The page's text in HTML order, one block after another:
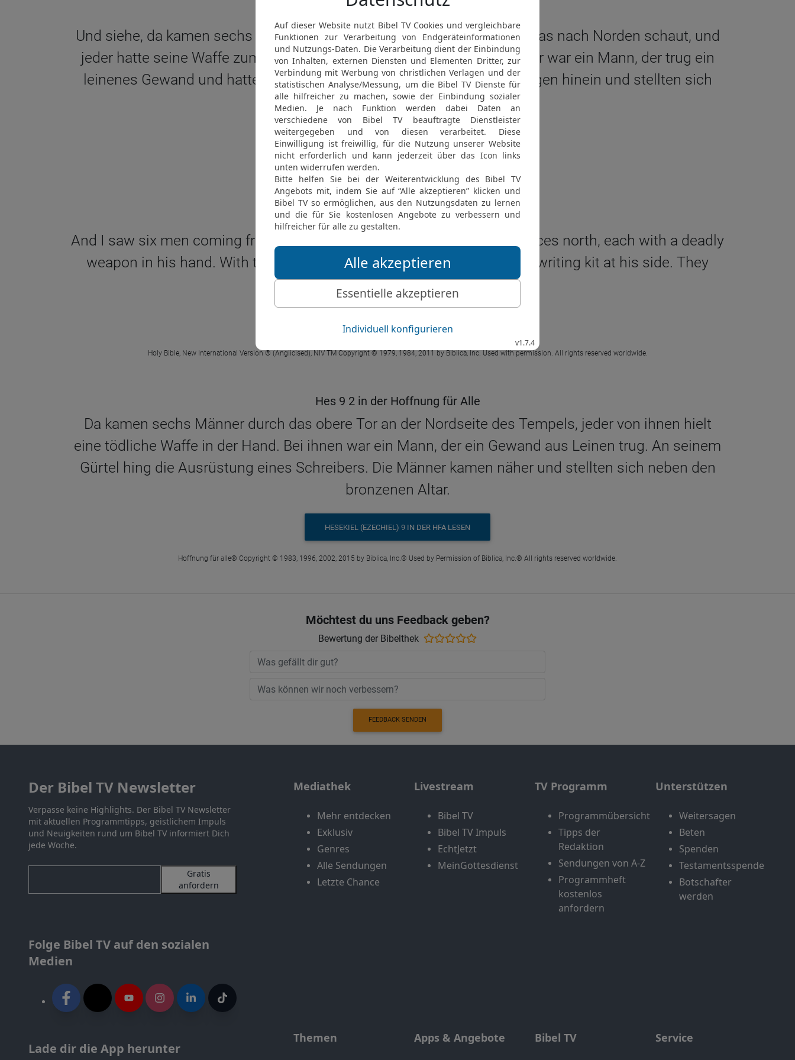
Und siehe, da kamen sechs Männer auf dem Weg vom oberen Tor her, das nach Norden schaut, und
jeder hatte seine Waffe zum Zerschlagen in der Hand; in ihrer Mitte aber war ein Mann, der trug ein
leinenes Gewand und hatte ein Schreibzeug an seiner Hüfte; diese gingen hinein und stellten sich
neben den ehernen Altar.
HESEKIEL (EZECHIEL) 9 IN DER SLT LESEN
© 2000 Genfer Bibelgesellschaft
Hes 9 2 in der New International Version
And I saw six men coming from the direction of the upper gate, which faces north, each with a deadly
weapon in his hand. With them was a man clothed in linen who had a writing kit at his side. They
came in and stood beside the bronze altar.
Holy Bible, New International Version ® (Anglicised), NIV TM Copyright © 1979, 1984, 2011 by Biblica, Inc. Used with permission. All rights reserved worldwide.
Hes 9 2 in der Hoffnung für Alle
Da kamen sechs Männer durch das obere Tor an der Nordseite des Tempels, jeder von ihnen hielt
eine tödliche Waffe in der Hand. Bei ihnen war ein Mann, der ein Gewand aus Leinen trug. An seinem
Gürtel hing die Ausrüstung eines Schreibers. Die Männer kamen näher und stellten sich neben den
bronzenen Altar.
HESEKIEL (EZECHIEL) 9 IN DER HFA LESEN
Hoffnung für alle® Copyright © 1983, 1996, 2002, 2015 by Biblica, Inc.® Used by Permission of Biblica, Inc.® All rights reserved worldwide.
Möchtest du uns Feedback geben?
Bewertung der Bibelthek
FEEDBACK SENDEN
Der Bibel TV Newsletter
Verpasse keine Highlights. Der Bibel TV Newsletter
mit aktuellen Programmtipps, geistlichem Impuls
und Neuigkeiten rund um Bibel TV informiert Dich
jede Woche.
Gratis
anfordern
Folge Bibel TV auf den sozialen
Medien
Lade dir die App herunter
Mediathek
Mehr entdecken
Exklusiv
Genres
Alle Sendungen
Letzte Chance
Livestream
Bibel TV
Bibel TV Impuls
EchtJetzt
MeinGottesdienst
TV Programm
Programmübersicht
Tipps der
Redaktion
Sendungen von A-Z
Programmheft
kostenlos
anfordern
Unterstützen
Weitersagen
Beten
Spenden
Testamentsspende
Botschafter
werden
Themen Apps & Angebote Bibel TV Service